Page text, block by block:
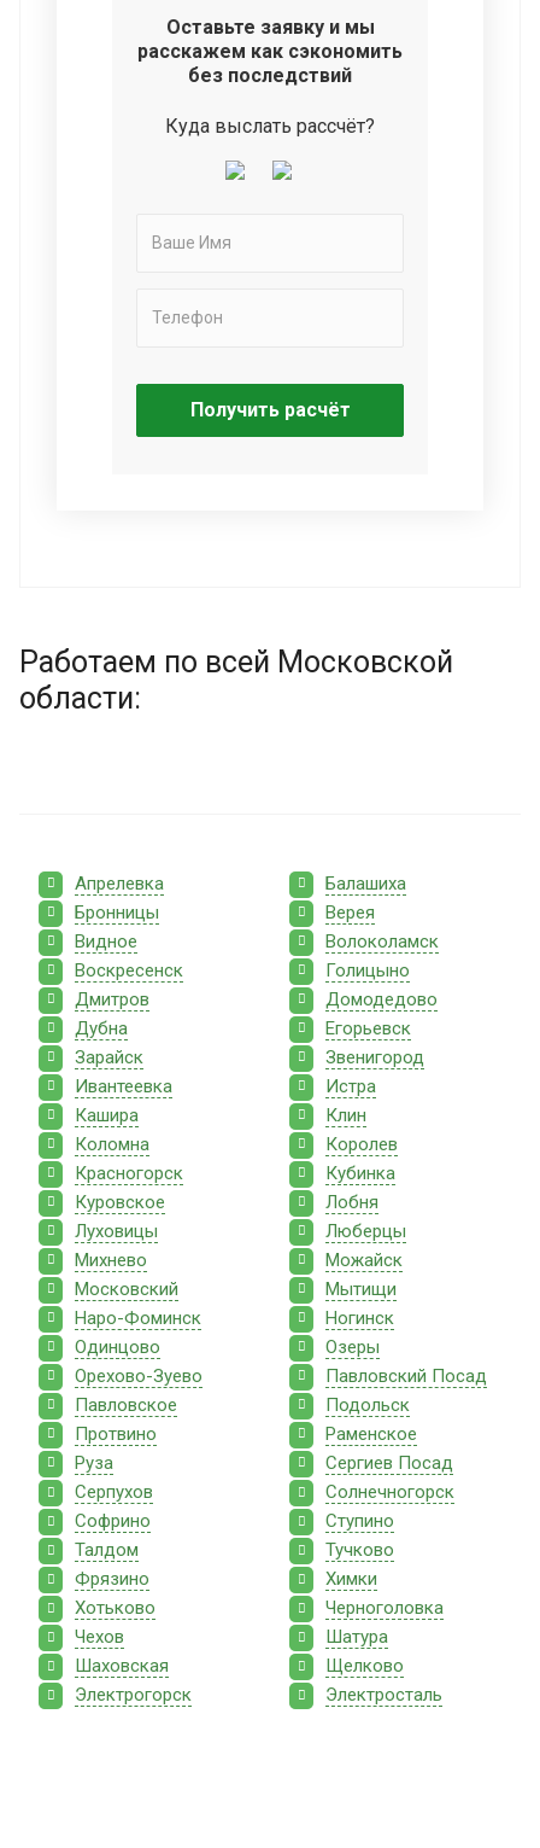
Оставьте заявку и мы
расскажем как сэкономить
без последствий
Куда выслать рассчёт?
Получить расчёт
Работаем по всей Московской
области:
Апрелевка
Балашиха
Бронницы
Верея
Видное
Волоколамск
Воскресенск
Голицыно
Дмитров
Домодедово
Дубна
Егорьевск
Зарайск
Звенигород
Ивантеевка
Истра
Кашира
Клин
Коломна
Королев
Красногорск
Кубинка
Куровское
Лобня
Луховицы
Люберцы
Михнево
Можайск
Московский
Мытищи
Наро-Фоминск
Ногинск
Одинцово
Озеры
Орехово-Зуево
Павловский Посад
Павловское
Подольск
Протвино
Раменское
Руза
Сергиев Посад
Серпухов
Солнечногорск
Софрино
Ступино
Талдом
Тучково
Фрязино
Химки
Хотьково
Черноголовка
Чехов
Шатура
Шаховская
Щелково
Электрогорск
Электросталь